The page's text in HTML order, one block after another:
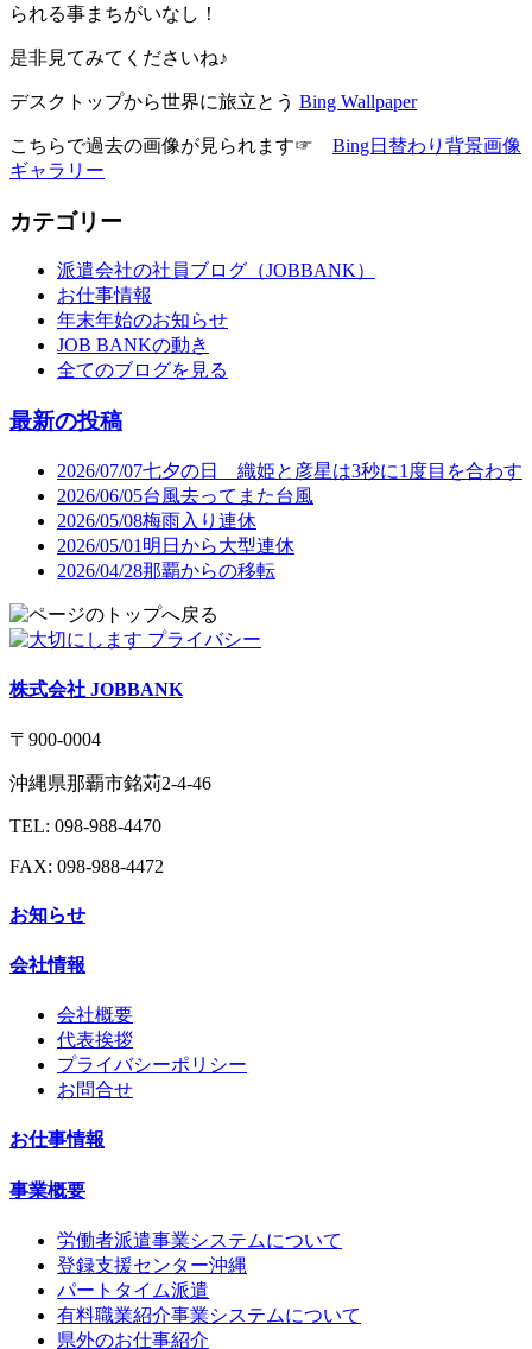
られる事まちがいなし！
是非見てみてくださいね♪
デスクトップから世界に旅立とう Bing Wallpaper
こちらで過去の画像が見られます☞ Bing日替わり背景画像
ギャラリー
カテゴリー
派遣会社の社員ブログ（JOBBANK）
お仕事情報
年末年始のお知らせ
JOB BANKの動き
全てのブログを見る
最新の投稿
2026/07/07七夕の日 織姫と彦星は3秒に1度目を合わす
2026/06/05台風去ってまた台風
2026/05/08梅雨入り連休
2026/05/01 明日から大型連休
2026/04/28那覇からの移転
株式会社 JOBBANK
〒900-0004
沖縄県那覇市銘苅2-4-46
TEL: 098-988-4470
FAX: 098-988-4472
お知らせ
会社情報
会社概要
代表挨拶
プライバシーポリシー
お問合せ
お仕事情報
事業概要
労働者派遣事業システムについて
登録支援センター沖縄
パートタイム派遣
有料職業紹介事業システムについて
県外のお仕事紹介